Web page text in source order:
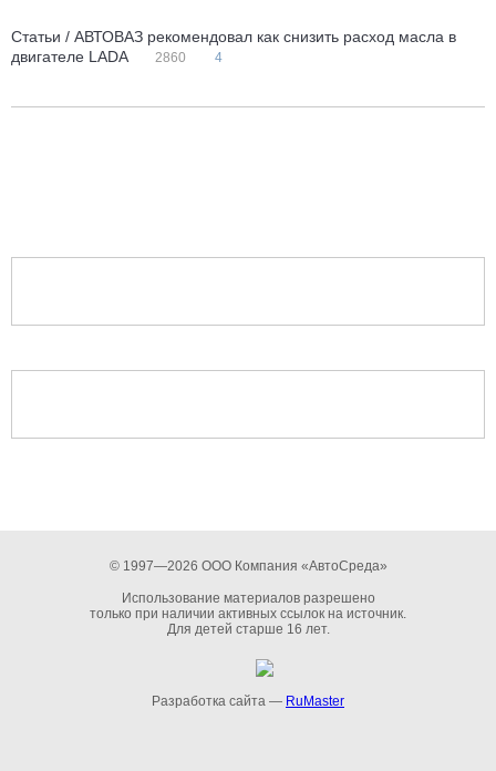
Статьи / АВТОВАЗ рекомендовал как снизить расход масла в
двигателе LADA
2860 4
© 1997—2026 ООО Компания «АвтоСреда»
Использование материалов разрешено
только при наличии активных ссылок на источник.
Для детей старше 16 лет.
Разработка сайта — RuMaster